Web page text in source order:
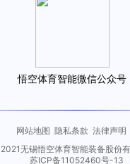
悟空体育智能微信公众号
网站地图 隐私条款 法律声明
无锡悟空体育智能装备股份
苏ICP备11052460号-13